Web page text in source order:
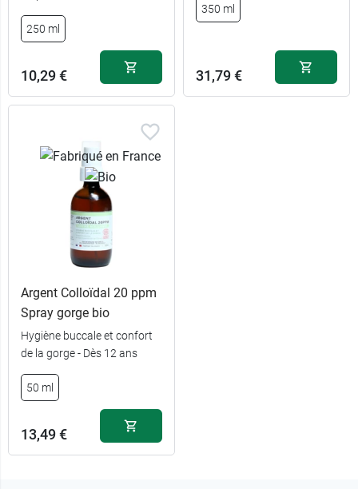
250 ml
10,29 €
350 ml
31,79 €
Argent Colloïdal 20 ppm
Spray gorge bio
Hygiène buccale et confort
de la gorge - Dès 12 ans
50 ml
13,49 €